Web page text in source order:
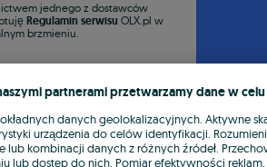
jednego z dostawców
Regulamin serwisu OLX.pl w
brzmieniu.
partnerami przetwarzamy dane w
danych geolokalizacyjnych. Aktywne
urządzenia do celów identyfikacji.
lub kombinacji danych z różnych źródeł.
lub dostęp do nich. Pomiar efektywności